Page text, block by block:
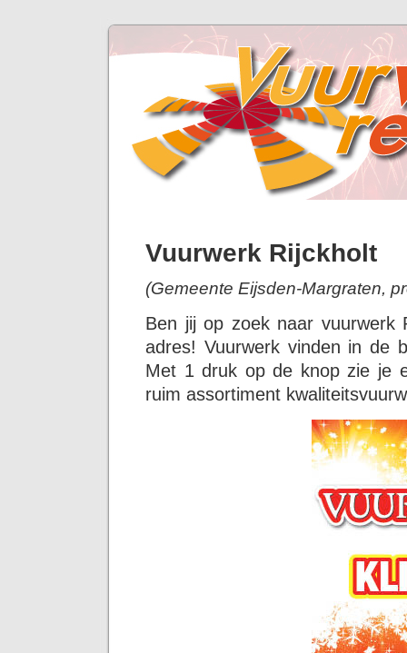
Vuurwerk Rijckholt
(Gemeente Eijsden-Margraten,
Ben jij op zoek naar vuurwerk
adres! Vuurwerk vinden in de
Met 1 druk op de knop zie je
ruim assortiment